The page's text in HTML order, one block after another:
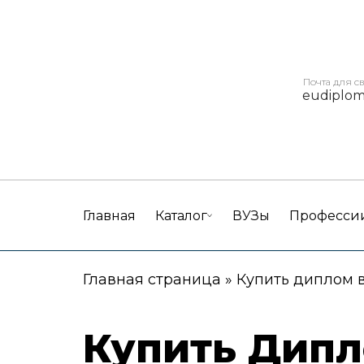
Почта для
Главная Каталог ВУЗы
Главная страница » Купить диплом
Купить